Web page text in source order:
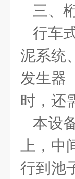
三、
行车
泥系统
发生器
时，还
本设
上，
行到池